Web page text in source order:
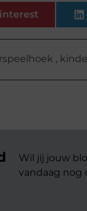
,
Wil jij jouw
vandaag nog